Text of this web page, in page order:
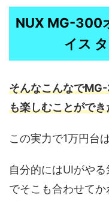
NUX MG-300
イス
そんなこんなで
も楽しむことがで
この実力で1万円台
自分的にはUIがや
でそこも合わせて